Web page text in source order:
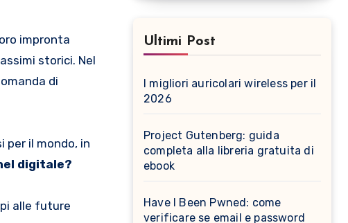
impronta
storici. Nel
di
per il mondo, in
digitale?
alle future
Ultimi Post
I migliori auricolari wireless per il
2026
Project Gutenberg: guida
completa alla libreria gratuita di
ebook
Have I Been Pwned: come
verificare se email e password